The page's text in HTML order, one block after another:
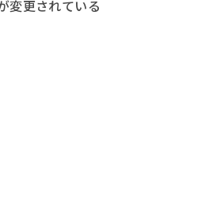
変更されている